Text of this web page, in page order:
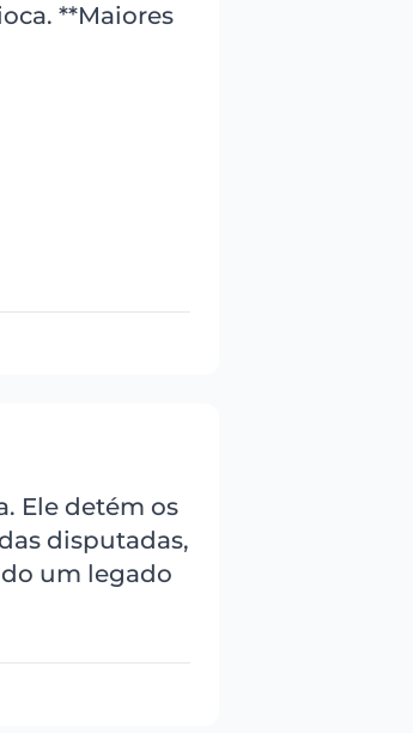
**Maiores
Ele detém os
disputadas,
um legado